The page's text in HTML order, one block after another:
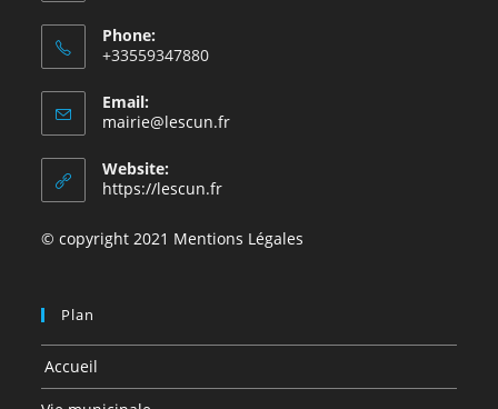
Phone:
+33559347880
Email:
mairie@lescun.frS’ouvre
Website:
https://lescun.fr
© copyright 2021 Mentions Légales
Plan
Accueil